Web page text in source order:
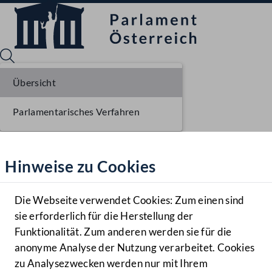
Hilfe
Benutzer
Navigationsmenü öffnen
MENÜ
Hinweise zu Cookies
Die Webseite verwendet Cookies: Zum einen sind
sie erforderlich für die Herstellung der
Funktionalität. Zum anderen werden sie für die
anonyme Analyse der Nutzung verarbeitet. Cookies
zu Analysezwecken werden nur mit Ihrem
Übersicht
Parlamentarisches Verfahren